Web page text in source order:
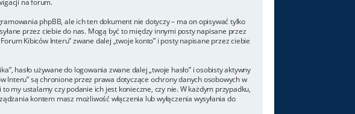
phpBB, ale ich ten dokument nie dotyczy – ma on opisywać tylko
przez ciebie do nas. Mogą być to między innymi posty napisane przez
Kibiców Interu” zwane dalej „twoje konto” i posty napisane przez ciebie
hasło używane do logowania zwane dalej „twoje hasło” i osobisty aktywny
Interu” są chronione przez prawa dotyczące ochrony danych osobowych w
my ustalamy czy podanie ich jest konieczne, czy nie. W każdym przypadku,
kontem masz możliwość włączenia lub wyłączenia wysyłania do